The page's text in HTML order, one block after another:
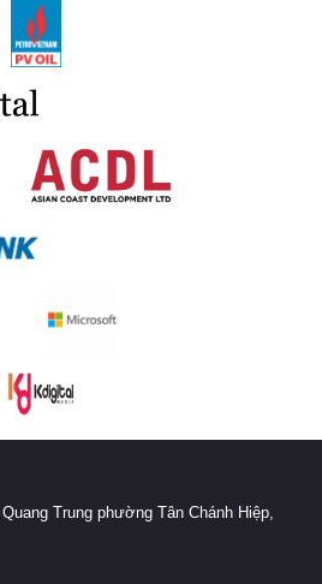
Trung phường Tân Chánh Hiệp,